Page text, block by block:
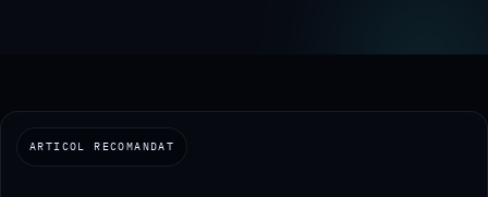
ARTICOL RECOMANDAT